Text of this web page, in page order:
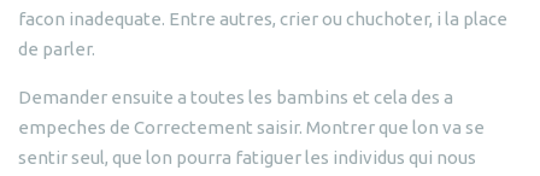
facon inadequate. Entre autres, crier ou chuchoter, i la place
de parler.
Demander ensuite a toutes les bambins et cela des a
empeches de Correctement saisir. Montrer que lon va se
sentir seul, que lon pourra fatiguer les individus qui nous